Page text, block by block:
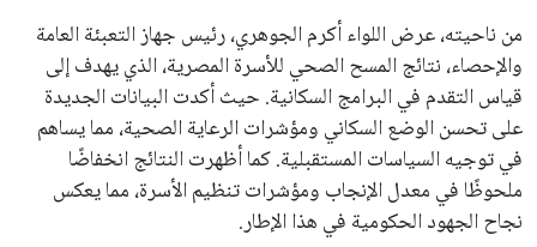
من ناحيته، عرض اللواء أكرم الجوهري، رئيس جهاز التعبئة العامة
والإحصاء، نتائج المسح الصحي للأسرة المصرية، الذي يهدف إلى
قياس التقدم في البرامج السكانية. حيث أكدت البيانات الجديدة
على تحسن الوضع السكاني ومؤشرات الرعاية الصحية، مما يساهم
في توجيه السياسات المستقبلية. كما أظهرت النتائج انخفاضًا
ملحوظًا في معدل الإنجاب ومؤشرات تنظيم الأسرة، مما يعكس
نجاح الجهود الحكومية في هذا الإطار.